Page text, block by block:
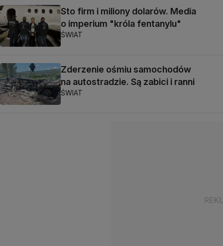
Sto firm i miliony dolarów. Media
o imperium "króla fentanylu"
ŚWIAT
Zderzenie ośmiu samochodów
na autostradzie. Są zabici i ranni
ŚWIAT